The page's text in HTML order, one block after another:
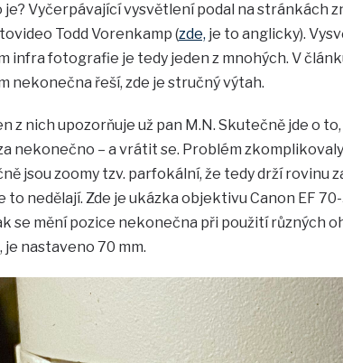
je? Vyčerpávající vysvětlení podal na stránkách
Todd Vorenkamp (zde, je to anglicky).
infra fotografie je tedy jeden z mnohých. V
nekonečna řeší, zde je stručný výtah.
z nich upozorňuje už pan M.N. Skutečně jde o
nekonečno – a vrátit se. Problém
jsou zoomy tzv. parfokální, že tedy drží rovinu
to nedělají. Zde je ukázka objektivu Canon EF
se mění pozice nekonečna při použití různých
je nastaveno 70 mm.